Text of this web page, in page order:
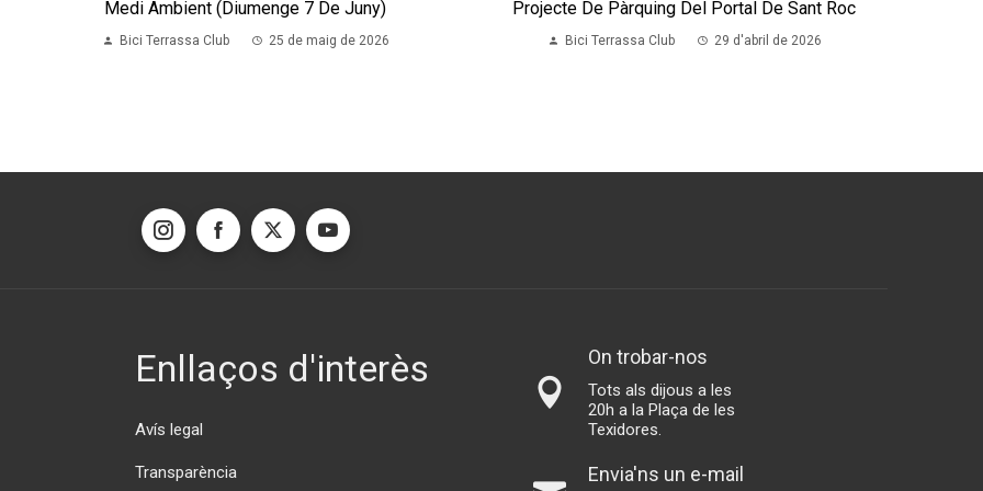
Medi Ambient (diumenge 7 De Juny)
Bici Terrassa Club 25 de maig de 2026
Projecte De Pàrquing Del Portal De Sant Roc
Bici Terrassa Club 29 d'abril de 2026
Enllaços d'interès
Avís legal
Transparència
On trobar-nos
Tots als dijous a les
20h a la Plaça de les
Texidores.
Envia'ns un e-mail